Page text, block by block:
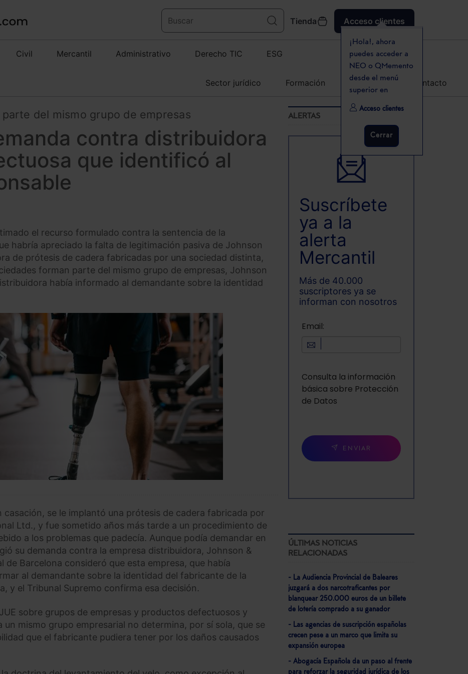
Tienda Acceso clientes
¡Hola!, ahora
puedes acceder a
NEO o QMemento
desde el menú
superior en
Acceso clientes
Cerrar
Civil Mercantil Administrativo Derecho TIC ESG
Sector jurídico Formación Agenda Contacto
del mismo grupo de empresas
contra distribuidora
que identificó al
el recurso formulado contra la sentencia de la
habría apreciado la falta de legitimación pasiva de Johnson
de prótesis de cadera fabricadas por una sociedad distinta,
forman parte del mismo grupo de empresas, Johnson
había informado al demandante sobre la identidad
se le implantó una prótesis de cadera fabricada por
Ltd., y fue sometido años más tarde a un procedimiento de
a los problemas que padecía. Aunque podía demandar en
su demanda contra la empresa distribuidora, Johnson &
de Barcelona consideró que esta empresa, que había
al demandante sobre la identidad del fabricante de la
y el Tribunal Supremo confirma esa decisión.
sobre grupos de empresas y productos defectuosos y
mismo grupo empresarial no determina, por sí sola, que se
que el fabricante pudiera tener por los daños causados
ALERTAS
Suscríbete
ya a la
alerta
Mercantil
Más de 40.000
suscriptores ya se
informan con nosotros
Email:
Consulta la información
básica sobre Protección
de Datos
ENVIAR
ÚLTIMAS NOTICIAS
RELACIONADAS
- La Audiencia Provincial de Baleares
juzgará a dos narcotraficantes por
blanquear 250.000 euros de un billete
de lotería comprado a su ganador
- Las agencias de suscripción españolas
crecen pese a un marco que limita su
expansión europea
- Abogacía Española da un paso al frente
para reforzar la seguridad jurídica de los